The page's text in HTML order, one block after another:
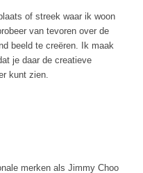
of streek waar ik woon
van tevoren over de
beeld te creëren. Ik maak
je daar de creatieve
kunt zien.
merken als Jimmy Choo